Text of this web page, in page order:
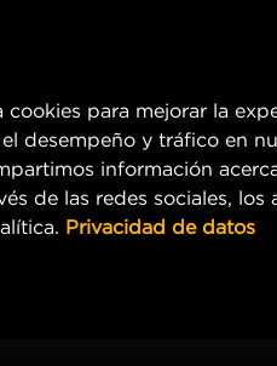
cookies para mejorar la
desempeño y tráfico en
información
de las redes sociales, los
Privacidad de datos